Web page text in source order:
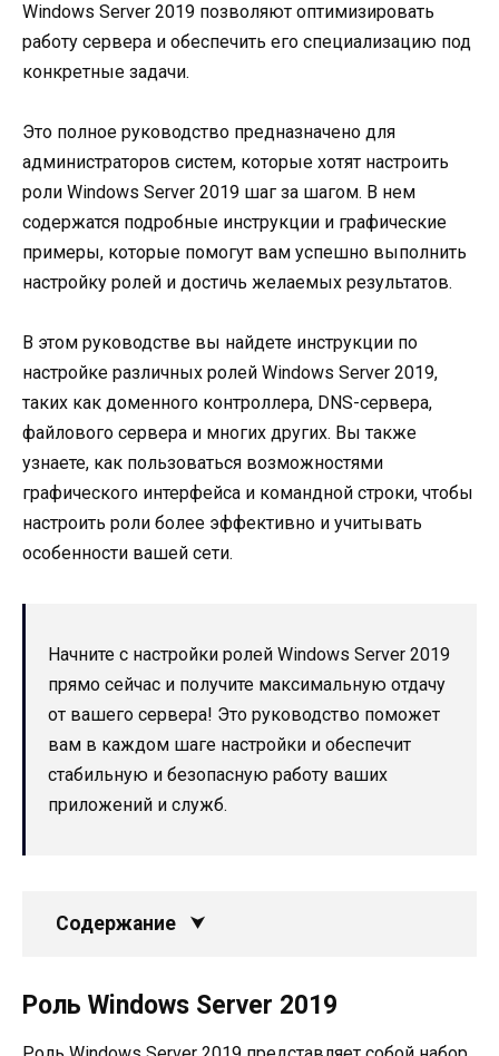
Windows Server 2019 позволяют оптимизировать
работу сервера и обеспечить его специализацию под
конкретные задачи.
Это полное руководство предназначено для
администраторов систем, которые хотят настроить
роли Windows Server 2019 шаг за шагом. В нем
содержатся подробные инструкции и графические
примеры, которые помогут вам успешно выполнить
настройку ролей и достичь желаемых результатов.
В этом руководстве вы найдете инструкции по
настройке различных ролей Windows Server 2019,
таких как доменного контроллера, DNS-сервера,
файлового сервера и многих других. Вы также
узнаете, как пользоваться возможностями
графического интерфейса и командной строки, чтобы
настроить роли более эффективно и учитывать
особенности вашей сети.
Начните с настройки ролей Windows Server 2019
прямо сейчас и получите максимальную отдачу
от вашего сервера! Это руководство поможет
вам в каждом шаге настройки и обеспечит
стабильную и безопасную работу ваших
приложений и служб.
Содержание
Роль Windows Server 2019